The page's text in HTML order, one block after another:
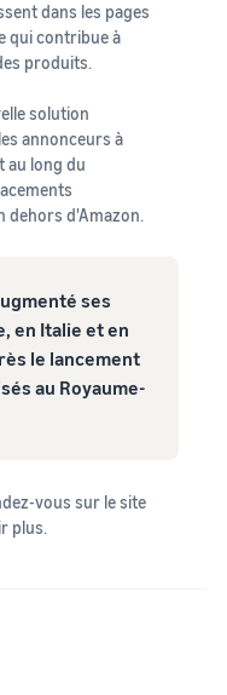
dans les pages
qui contribue à
produits.
solution
annonceurs à
au long du
dehors d'Amazon.
ses
en Italie et en
le lancement
au Royaume-
vous sur le site
plus.